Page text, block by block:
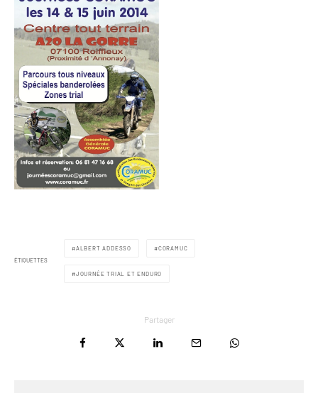
ÉTIQUETTES
ALBERT ADDESSO CORAMUC
JOURNÉE TRIAL ET ENDURO
Partager